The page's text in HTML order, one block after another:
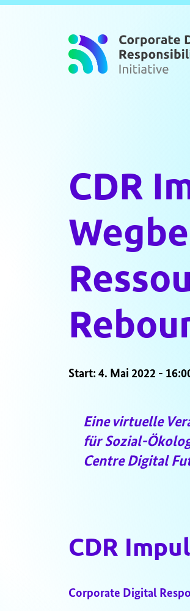
CDR
Start: 4. Mai 2022 -
Eine virtuelle
für Sozial-
Centre Digital
CDR
Corporate Digital